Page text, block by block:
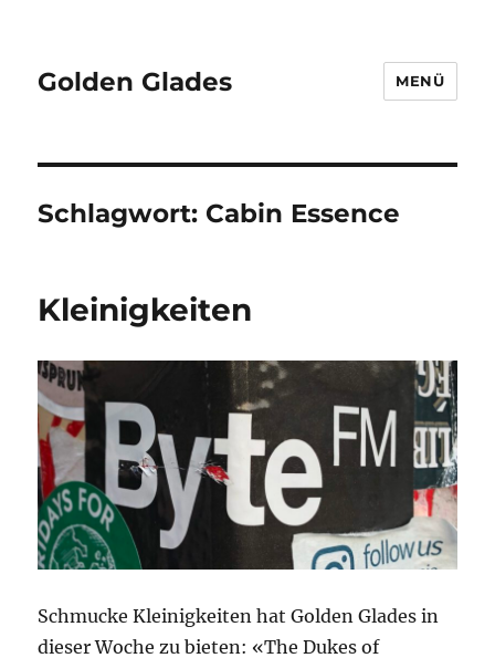
Golden Glades MENÜ
Schlagwort: Cabin Essence
Kleinigkeiten
Schmucke Kleinigkeiten hat Golden Glades in
dieser Woche zu bieten: «The Dukes of